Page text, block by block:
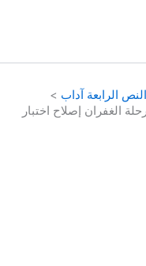
الرابعة آداب
الغفران إصلاح اختبار